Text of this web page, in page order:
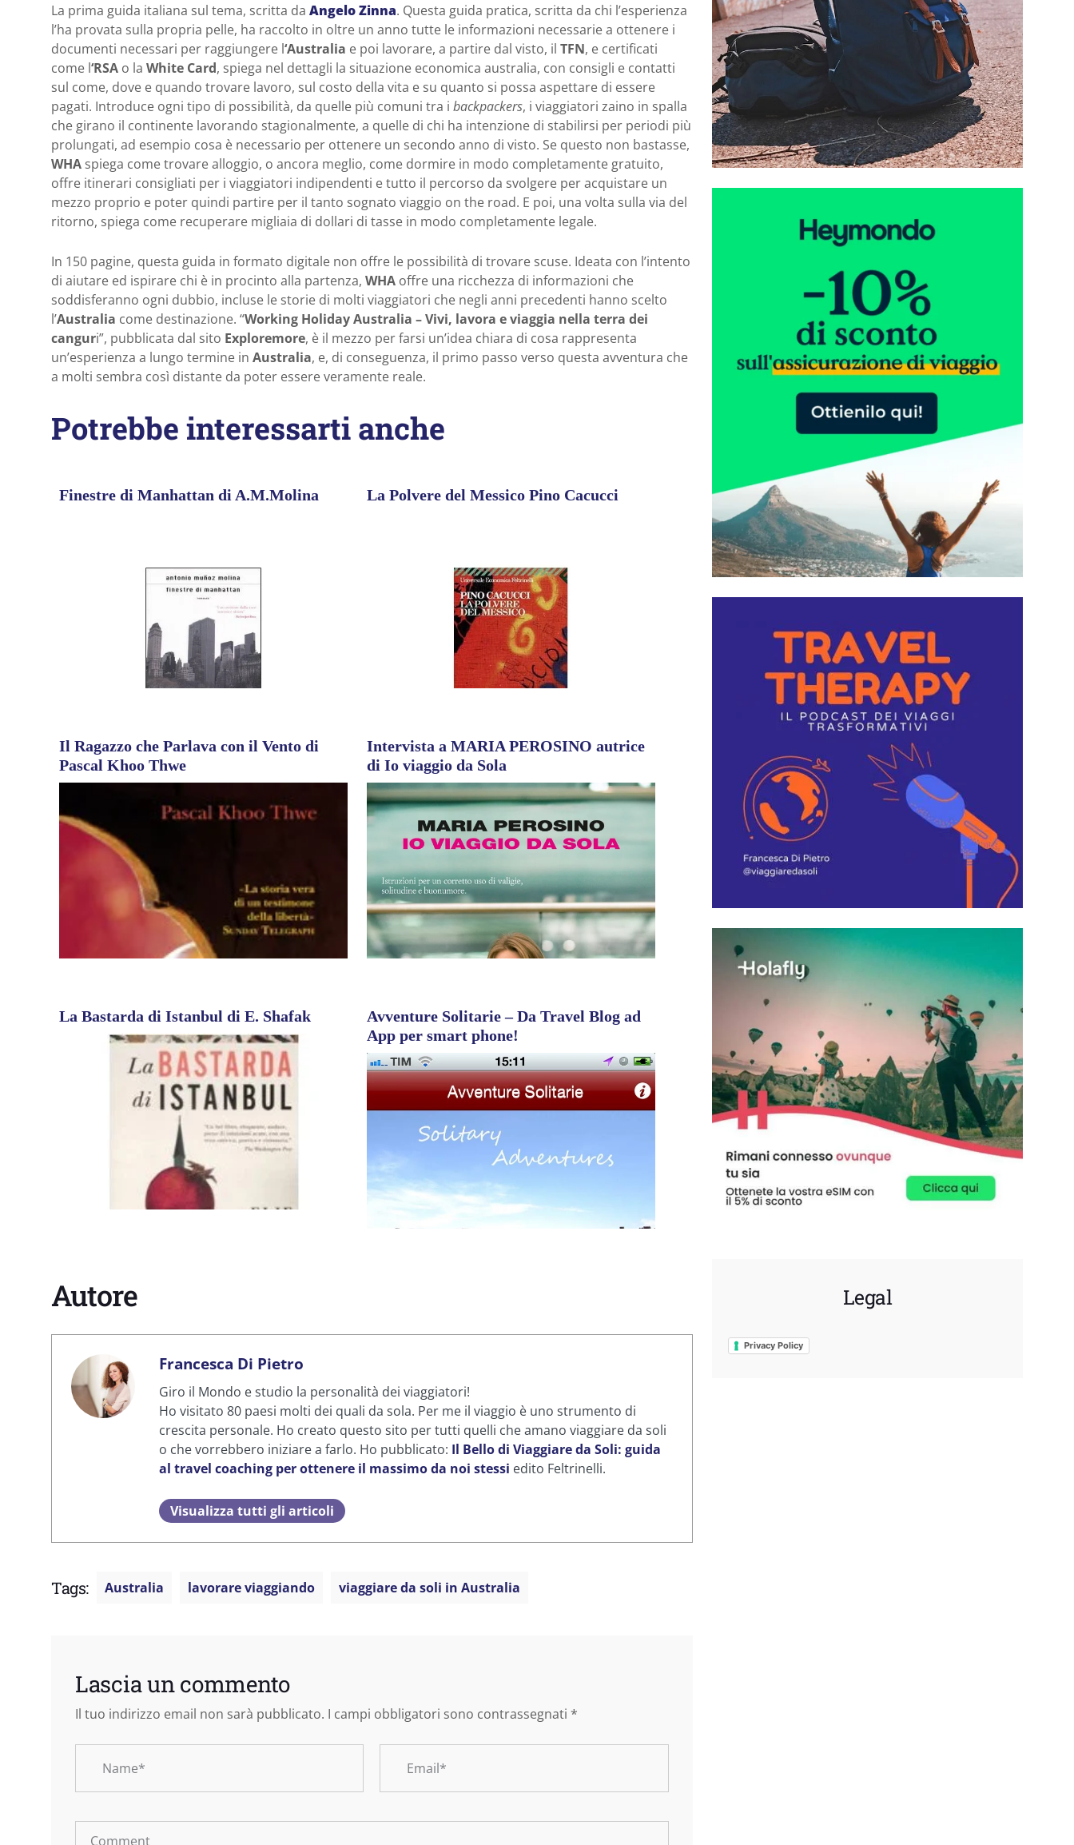
La prima guida italiana sul tema, scritta da Angelo Zinna. Questa guida pratica, scritta da chi l’esperienza
l’ha provata sulla propria pelle, ha raccolto in oltre un anno tutte le informazioni necessarie a ottenere i
documenti necessari per raggiungere l‘Australia e poi lavorare, a partire dal visto, il TFN, e certificati
come l‘RSA o la White Card, spiega nel dettagli la situazione economica australia, con consigli e contatti
sul come, dove e quando trovare lavoro, sul costo della vita e su quanto si possa aspettare di essere
pagati. Introduce ogni tipo di possibilità, da quelle più comuni tra i backpackers, i viaggiatori zaino in spalla
che girano il continente lavorando stagionalmente, a quelle di chi ha intenzione di stabilirsi per periodi più
prolungati, ad esempio cosa è necessario per ottenere un secondo anno di visto. Se questo non bastasse,
WHA spiega come trovare alloggio, o ancora meglio, come dormire in modo completamente gratuito,
offre itinerari consigliati per i viaggiatori indipendenti e tutto il percorso da svolgere per acquistare un
mezzo proprio e poter quindi partire per il tanto sognato viaggio on the road. E poi, una volta sulla via del
ritorno, spiega come recuperare migliaia di dollari di tasse in modo completamente legale.
In 150 pagine, questa guida in formato digitale non offre le possibilità di trovare scuse. Ideata con l’intento
di aiutare ed ispirare chi è in procinto alla partenza, WHA offre una ricchezza di informazioni che
soddisferanno ogni dubbio, incluse le storie di molti viaggiatori che negli anni precedenti hanno scelto
l’Australia come destinazione. “Working Holiday Australia – Vivi, lavora e viaggia nella terra dei
canguri”, pubblicata dal sito Exploremore, è il mezzo per farsi un’idea chiara di cosa rappresenta
un’esperienza a lungo termine in Australia, e, di conseguenza, il primo passo verso questa avventura che
a molti sembra così distante da poter essere veramente reale.
Potrebbe interessarti anche
Finestre di Manhattan di A.M.Molina La Polvere del Messico Pino Cacucci
Il Ragazzo che Parlava con il Vento di
Pascal Khoo Thwe
Intervista a MARIA PEROSINO autrice
di Io viaggio da Sola
La Bastarda di Istanbul di E. Shafak
Avventure Solitarie – Da Travel Blog ad
App per smart phone!
Autore
Francesca Di Pietro
Giro il Mondo e studio la personalità dei viaggiatori!
Ho visitato 80 paesi molti dei quali da sola. Per me il viaggio è uno strumento di
crescita personale. Ho creato questo sito per tutti quelli che amano viaggiare da soli
o che vorrebbero iniziare a farlo. Ho pubblicato: Il Bello di Viaggiare da Soli: guida
al travel coaching per ottenere il massimo da noi stessi edito Feltrinelli.
Visualizza tutti gli articoli
Tags: Australia lavorare viaggiando viaggiare da soli in Australia
Lascia un commento
Il tuo indirizzo email non sarà pubblicato. I campi obbligatori sono contrassegnati *
Legal
Privacy Policy